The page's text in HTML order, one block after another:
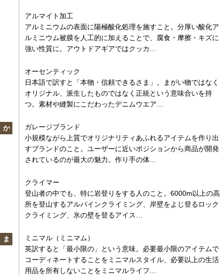
アルマイト加工
アルミニウムの表面に陽極酸化処理を施すこと。分厚い酸化ア
ルミニウム被膜を人工的に加えることで、腐食・摩擦・キズに
強い性質に。アウトドアギアではクッカ…
オーセンティック
日本語で訳すと「本物・信頼できるさま」。まがい物ではなく
オリジナル、派生したものではなく正統という意味合いを持
つ。素材や縫製にこだわったデニムウエア…
か
ガレージブランド
小規模ながら上質でオリジナリティあふれるアイテムを作り出
すブランドのこと。ユーザーに近いポジションから商品が開発
されているのが最大の魅力。作り手の体…
クライマー
登山者の中でも、特に岩登りをする人のこと。6000m以上の高
所を登山するアルパインクライミング、岸壁をよじ登るロック
クライミング、氷の壁を登るアイス…
ま
ミニマル（ミニマム）
英訳すると「最小限の」という意味。必要最小限のアイテムで
コーディネートすることをミニマルスタイル、必要以上の生活
用品を所有しないことをミニマルライフ…